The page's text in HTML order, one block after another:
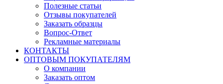
Полезные статьи
Отзывы покупателей
Заказать образцы
Вопрос-Ответ
Рекламные материалы
КОНТАКТЫ
ОПТОВЫМ ПОКУПАТЕЛЯМ
О компании
Заказать оптом